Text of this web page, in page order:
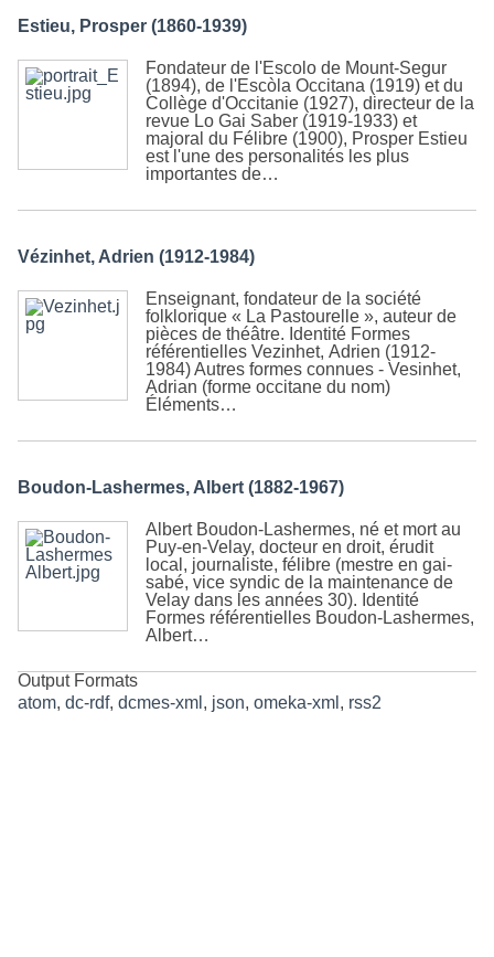
Estieu, Prosper (1860-1939)
Fondateur de l'Escolo de Mount-Segur
(1894), de l'Escòla Occitana (1919) et du
Collège d'Occitanie (1927), directeur de la
revue Lo Gai Saber (1919-1933) et
majoral du Félibre (1900), Prosper Estieu
est l'une des personalités les plus
importantes de…
Vézinhet, Adrien (1912-1984)
Enseignant, fondateur de la société
folklorique « La Pastourelle », auteur de
pièces de théâtre. Identité Formes
référentielles Vezinhet, Adrien (1912-
1984) Autres formes connues - Vesinhet,
Adrian (forme occitane du nom)
Éléments…
Boudon-Lashermes, Albert (1882-1967)
Albert Boudon-Lashermes, né et mort au
Puy-en-Velay, docteur en droit, érudit
local, journaliste, félibre (mestre en gai-
sabé, vice syndic de la maintenance de
Velay dans les années 30). Identité
Formes référentielles Boudon-Lashermes,
Albert…
Output Formats
atom, dc-rdf, dcmes-xml , json, omeka-xml , rss2